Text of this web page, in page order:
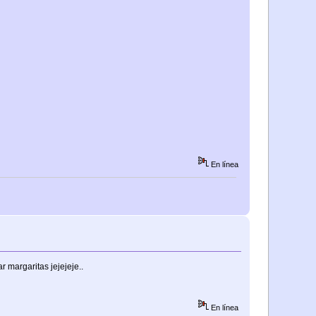
En línea
margaritas jejejeje..
En línea